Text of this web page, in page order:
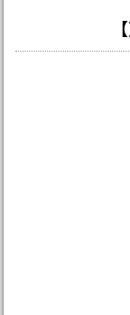
【